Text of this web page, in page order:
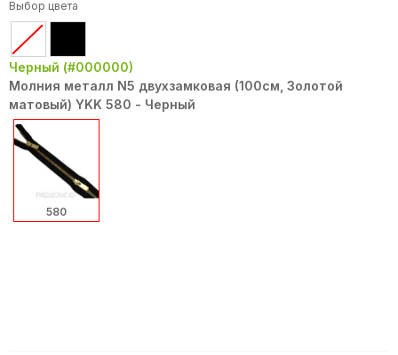
Выбор цвета
Черный (#000000)
Молния металл N5 двухзамковая (100см, Золотой
матовый) YKK 580 - Черный
580